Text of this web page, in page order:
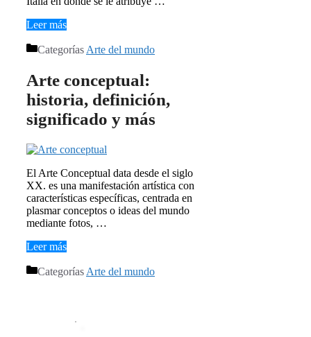
Leer más
Categorías Arte del mundo
Arte conceptual:
historia, definición,
significado y más
El Arte Conceptual data desde el siglo
XX. es una manifestación artística con
características específicas, centrada en
plasmar conceptos o ideas del mundo
mediante fotos, …
Leer más
Categorías Arte del mundo